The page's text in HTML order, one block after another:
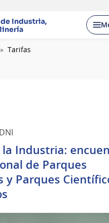
Industria,
Tarifas
la Industria:
de Parques
y Parques